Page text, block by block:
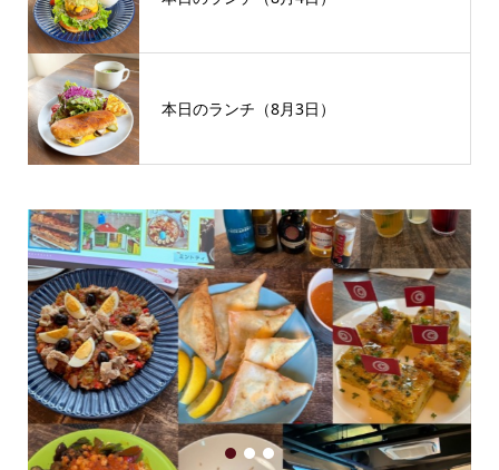
本日のランチ（8月3日）
1 2 3